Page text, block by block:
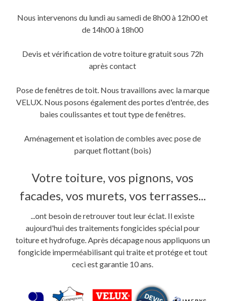
fenêtre)
Nous intervenons du lundi au samedi de 8h00 à 12h00 et
de 14h00 à 18h00
Devis et vérification de votre toiture gratuit sous 72h
après contact
Pose de fenêtres de toit. Nous travaillons avec la marque
VELUX. Nous posons également des portes d'entrée, des
baies coulissantes et tout type de fenêtres.
Aménagement et isolation de combles avec pose de
parquet flottant (bois)
Votre toiture, vos pignons, vos
facades, vos murets, vos terrasses...
...ont besoin de retrouver tout leur éclat. Il existe
aujourd'hui des traitements fongicides spécial pour
toiture et hydrofuge. Après décapage nous appliquons un
fongicide imperméabilisant qui traite et protége et tout
ceci est garantie 10 ans.